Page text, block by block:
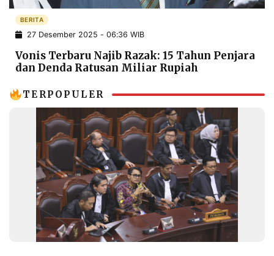
POLICY WARGA
INFORMASI
IKLAN
KIRIM
PENGADUAN TERM
OF
KAMI
BERITA
27 Desember 2025 - 06:36 WIB
Vonis Terbaru Najib Razak: 15 Tahun Penjara
dan Denda Ratusan Miliar Rupiah
TERPOPULER